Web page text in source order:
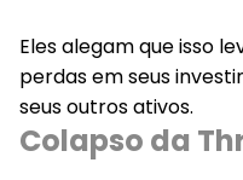
Eles alegam que isso
perdas em seus
seus outros ativos.
Colapso da